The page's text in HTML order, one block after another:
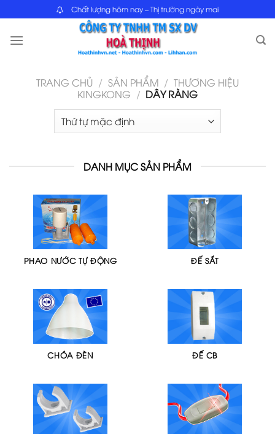
content
Chất lượng hôm nay – Thị trường ngày mai
TRANG CHỦ / SẢN PHẨM / THƯƠNG HIỆU
KINGKONG / DÂY RÀNG
DANH MỤC SẢN PHẨM
PHAO NƯỚC TỰ ĐỘNG ĐẾ SẮT
CHÓA ĐÈN ĐẾ CB